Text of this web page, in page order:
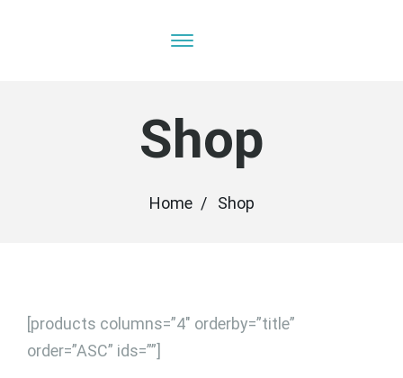
Shop
Home Shop
[products columns=”4″ orderby=”title”
order=”ASC” ids=””]